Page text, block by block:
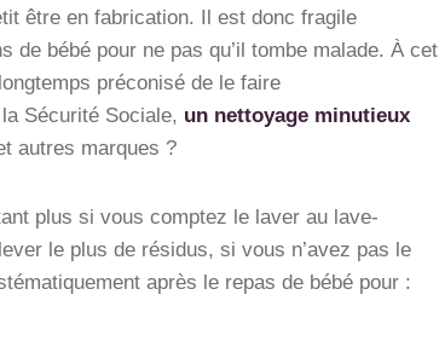
être en fabrication. Il est donc fragile
de bébé pour ne pas qu’il tombe malade. À cet
préconisé de le faire
Sécurité Sociale, un nettoyage minutieux
autres marques ?
plus si vous comptez le laver au lave-
le plus de résidus, si vous n’avez pas le
après le repas de bébé pour :